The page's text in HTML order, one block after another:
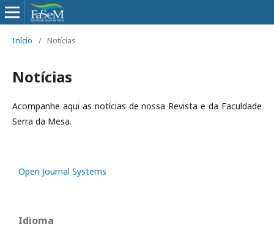
Início / Notícias
Notícias
Acompanhe aqui as notícias de nossa Revista e da Faculdade
Serra da Mesa.
Open Journal Systems
Idioma